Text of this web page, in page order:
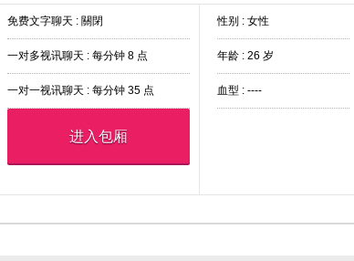
免费文字聊天 : 關閉
一对多视讯聊天 : 每分钟 8 点
一对一视讯聊天 : 每分钟 35 点
进入包厢
性别 : 女性
年龄 : 26 岁
血型 : ----